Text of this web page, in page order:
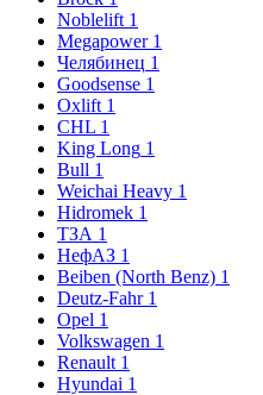
Noblelift 1
Megapower 1
Челябинец 1
Goodsense 1
Oxlift 1
CHL 1
King Long 1
Bull 1
Weichai Heavy 1
Hidromek 1
ТЗА 1
НефАЗ 1
Beiben (North Benz) 1
Deutz-Fahr 1
Opel 1
Volkswagen 1
Renault 1
Hyundai 1